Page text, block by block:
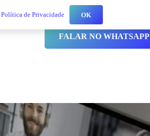
FALAR NO WHATSAPP
Política de Privacidade OK